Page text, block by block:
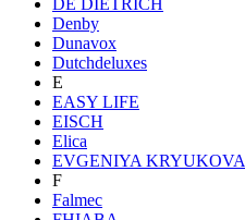
Denby
Dunavox
Dutchdeluxes
E
EASY LIFE
EISCH
Elica
EVGENIYA KRYUKOVA
F
Falmec